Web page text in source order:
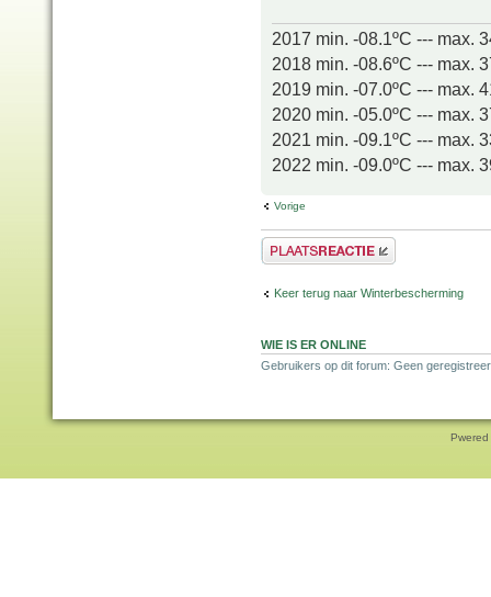
2017 min. -08.1ºC --- max.
2018 min. -08.6ºC --- max.
2019 min. -07.0ºC --- max.
2020 min. -05.0ºC --- max.
2021 min. -09.1ºC --- max.
2022 min. -09.0ºC --- max.
Vorige
Plaats een reactie
Keer terug naar Winterbescherming
WIE IS ER ONLINE
Gebruikers op dit forum: Geen